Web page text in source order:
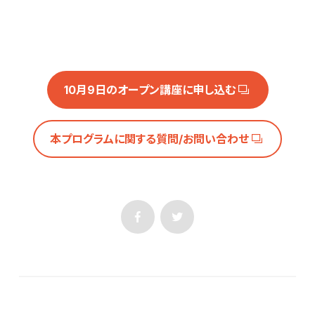
10月9日のオープン講座に申し込む
本プログラムに関する質問/お問い合わせ